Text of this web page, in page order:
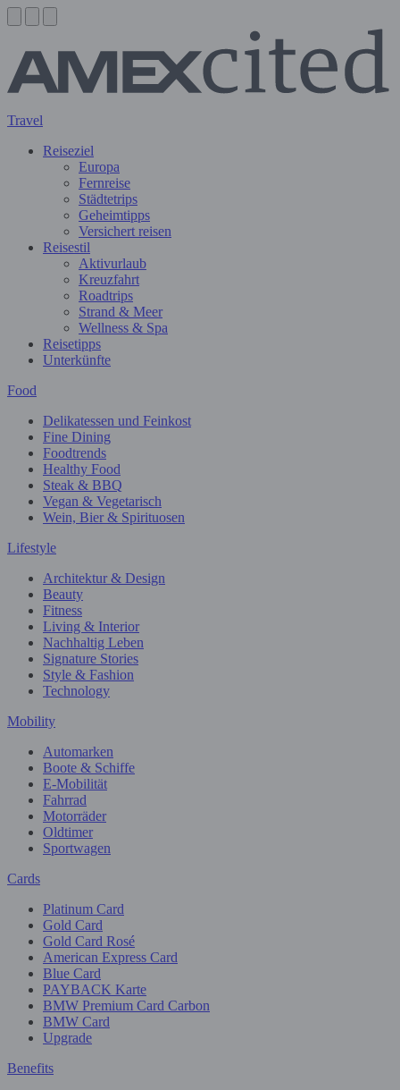
Travel
Reiseziel
Europa
Fernreise
Städtetrips
Geheimtipps
Versichert reisen
Reisestil
Aktivurlaub
Kreuzfahrt
Roadtrips
Strand & Meer
Wellness & Spa
Reisetipps
Unterkünfte
Food
Delikatessen und Feinkost
Fine Dining
Foodtrends
Healthy Food
Steak & BBQ
Vegan & Vegetarisch
Wein, Bier & Spirituosen
Lifestyle
Architektur & Design
Beauty
Fitness
Living & Interior
Nachhaltig Leben
Signature Stories
Style & Fashion
Technology
Mobility
Automarken
Boote & Schiffe
E-Mobilität
Fahrrad
Motorräder
Oldtimer
Sportwagen
Cards
Platinum Card
Gold Card
Gold Card Rosé
American Express Card
Blue Card
PAYBACK Karte
BMW Premium Card Carbon
BMW Card
Upgrade
Benefits